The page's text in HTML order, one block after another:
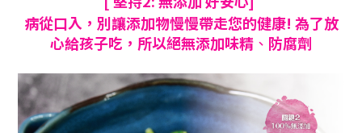
病從口入 ， 別讓添加物慢慢帶走您的健康! 為了放
心給孩子吃 ，所以絕無添加味精 、 防腐劑